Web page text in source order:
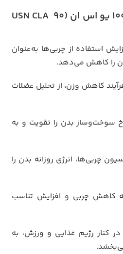
تاثیرات CLA پیور ۱۰۰۰ یو اس ان (USN CLA 90
استفاده از چربی‌ها به‌عنوان
را کاهش می‌دهد.
کاهش وزن، از تحلیل عضلات
سوخت‌وساز بدن را تقویت و به
چربی‌ها، انرژی روزانه بدن را
کاهش چربی و افزایش تناسب
در کنار رژیم غذایی و ورزش، به